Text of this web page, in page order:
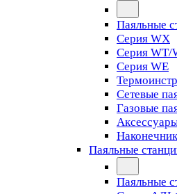
Паяльные
Серия WX
Серия WT/
Серия WE
Сетевые
Газовые
Паяльные
Паяльные